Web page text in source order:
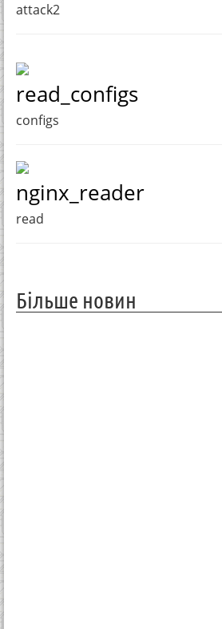
attack2
read_configs
configs
nginx_reader
read
Більше новин